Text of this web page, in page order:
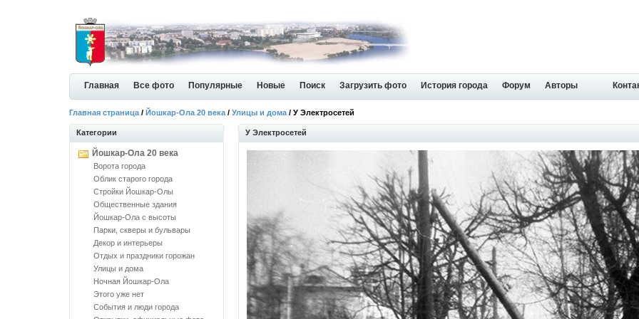
Главная Все фото Популярные Новые Поиск Загрузить фото История города Форум Авторы
Главная страница / Йошкар-Ола 20 века / Улицы и дома / У Электросетей
Категории
Йошкар-Ола 20 века
Ворота города
Облик старого города
Стройки Йошкар-Олы
Общественные здания
Йошкар-Ола с высоты
Парки, скверы и бульвары
Декор и интерьеры
Отдых и праздники горожан
Улицы и дома
Ночная Йошкар-Ола
Этого уже нет
События и люди города
У Электросетей